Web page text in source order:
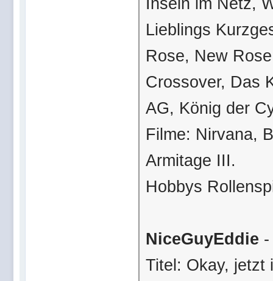
Lieblings
Rose, New
Crossover, Das
AG, König der
Filme: Nirvana,
Armitage III.
Hobbys
NiceGuyEddie
Titel: Okay, jetzt